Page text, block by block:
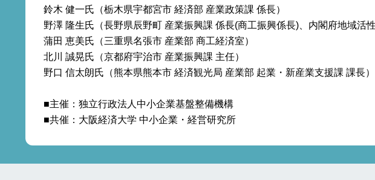
鈴木 健一氏（栃木県宇都宮市 経済部 産業政策課 係長）
野澤 隆生氏（長野県辰野町 産業振興課 係長(商工振興係長)、内閣府地域活性
蒲田 恵美氏（三重県名張市 産業部 商工経済室）
北川 誠晃氏（京都府宇治市 産業振興課 主任）
野口 信太朗氏（熊本県熊本市 経済観光局 産業部 起業・新産業支援課 課長）
■主催：独立行政法人中小企業基盤整備機構
■共催： 大阪経済大学 中小企業 ・ 経営研究所